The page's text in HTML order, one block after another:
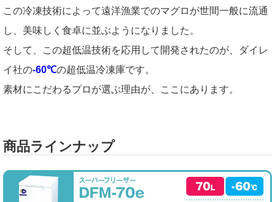
この冷凍技術によって遠洋漁業でのマグロが世間一般に流通
し、美味しく食卓に並ぶようになりました。
そして、この超低温技術を応用して開発されたのが、ダイレ
イ社の-60℃の超低温冷凍庫です。
素材にこだわるプロが選ぶ理由が、ここにあります。
商品ラインナップ